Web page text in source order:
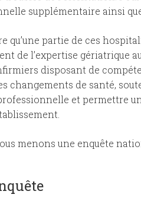
supplémentaire ainsi
qu’une partie de ces
de l’expertise gériatrique
disposant de
changements de santé,
et permettre
menons une enquête